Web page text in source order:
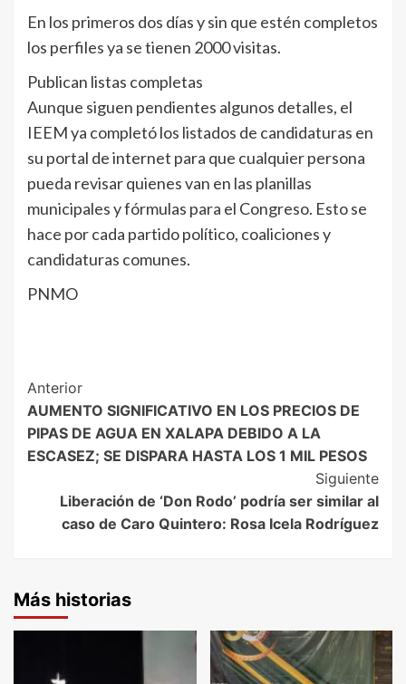
En los primeros dos días y sin que estén completos
los perfiles ya se tienen 2000 visitas.
Publican listas completas
Aunque siguen pendientes algunos detalles, el
IEEM ya completó los listados de candidaturas en
su portal de internet para que cualquier persona
pueda revisar quienes van en las planillas
municipales y fórmulas para el Congreso. Esto se
hace por cada partido político, coaliciones y
candidaturas comunes.
PNMO
Post
Navigation
Anterior
AUMENTO SIGNIFICATIVO EN LOS PRECIOS DE
PIPAS DE AGUA EN XALAPA DEBIDO A LA
ESCASEZ; SE DISPARA HASTA LOS 1 MIL PESOS
Siguiente
Liberación de ‘Don Rodo’ podría ser similar al
caso de Caro Quintero: Rosa Icela Rodríguez
Más historias